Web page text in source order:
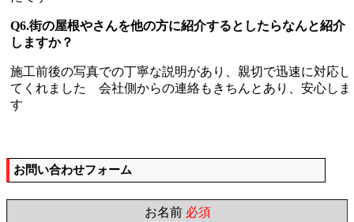
Q6.街の屋根やさんを他の方に紹介するとしたらなんと紹介
しますか？
施工前後の写真での丁寧な説明があり、親切で迅速に対応し
てくれました 会社側からの連絡もきちんとあり、安心しま
す
お問い合わせフォーム
お名前 必須